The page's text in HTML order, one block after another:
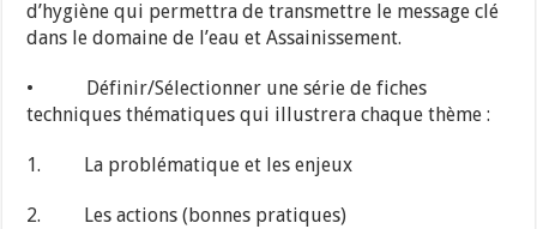
d’hygiène qui permettra de transmettre le message clé
dans le domaine de l’eau et Assainissement.
• Définir/Sélectionner une série de fiches
techniques thématiques qui illustrera chaque thème :
1. La problématique et les enjeux
2. Les actions (bonnes pratiques)